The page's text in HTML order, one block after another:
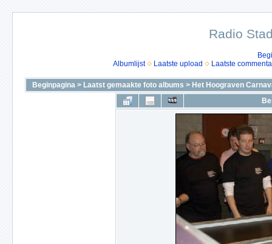
Radio
Albumlijst
Laatste upload Laatste
Beginpagina > Laatst gemaakte foto albums > Het Hoograven